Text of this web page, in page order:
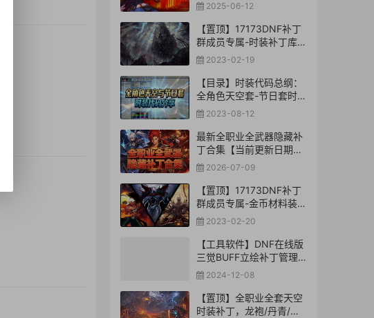
2025-06-12
【置顶】17173DNF补丁
群成员专属-时装补丁库
【合集下载】
2023-02-19
【目录】时装代码总纲：
全角色天空套-节日套时装
代码分享
2023-08-12
最新全职业全武器隐藏补
丁合集【当前更新日期：
2026-7-09】
2026-07-09
【置顶】17173DNF补丁
群成员专属-金币材料装备
司南玉荣辟邪玉未央补丁
库【合集下载】
2023-02-20
【工具软件】DNF在线版
三觉BUFF立绘补丁管理
转换工具
2024-12-08
【置顶】全职业全套天空
时装补丁，龙袍/丹青/鸟